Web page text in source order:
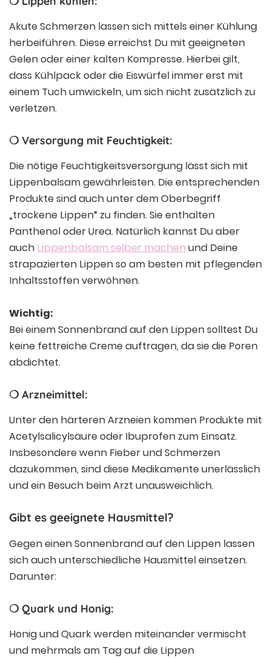
Akute Schmerzen lassen sich mittels einer Kühlung
herbeiführen. Diese erreichst Du mit geeigneten
Gelen oder einer kalten Kompresse. Hierbei gilt,
dass Kühlpack oder die Eiswürfel immer erst mit
einem Tuch umwickeln, um sich nicht zusätzlich zu
verletzen.
❍ Versorgung mit Feuchtigkeit:
Die nötige Feuchtigkeitsversorgung lässt sich mit
Lippenbalsam gewährleisten. Die entsprechenden
Produkte sind auch unter dem Oberbegriff
„trockene Lippen“ zu finden. Sie enthalten
Panthenol oder Urea. Natürlich kannst Du aber
auch Lippenbalsam selber machen und Deine
strapazierten Lippen so am besten mit pflegenden
Inhaltsstoffen verwöhnen.
Wichtig:
Bei einem Sonnenbrand auf den Lippen solltest Du
keine fettreiche Creme auftragen, da sie die Poren
abdichtet.
❍ Arzneimittel:
Unter den härteren Arzneien kommen Produkte mit
Acetylsalicylsäure oder Ibuprofen zum Einsatz.
Insbesondere wenn Fieber und Schmerzen
dazukommen, sind diese Medikamente unerlässlich
und ein Besuch beim Arzt unausweichlich.
Gibt es geeignete Hausmittel?
Gegen einen Sonnenbrand auf den Lippen lassen
sich auch unterschiedliche Hausmittel einsetzen.
Darunter:
❍ Quark und Honig:
Honig und Quark werden miteinander vermischt
und mehrmals am Tag auf die Lippen